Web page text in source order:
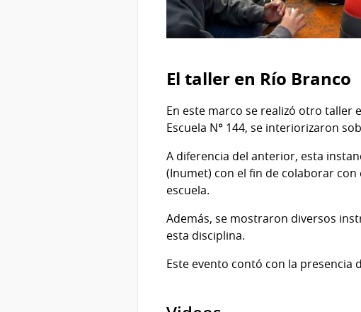
El taller en Río Branco
En este marco se realizó otro taller
Escuela N° 144, se interiorizaron
A diferencia del anterior, esta
(Inumet) con el fin de colaborar
escuela.
Además, se mostraron diversos
esta disciplina.
Este evento contó con la presencia